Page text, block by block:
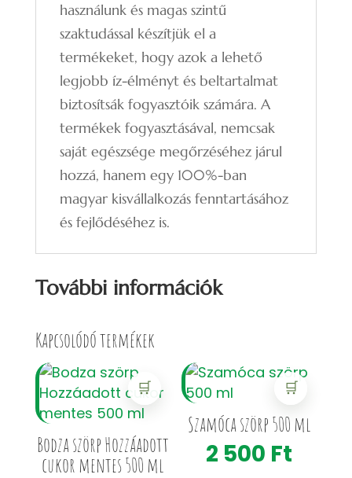
használunk és magas szintű
szaktudással készítjük el a
termékeket, hogy azok a lehető
legjobb íz-élményt és beltartalmat
biztosítsák fogyasztóik számára. A
termékek fogyasztásával, nemcsak
saját egészsége megőrzéséhez járul
hozzá, hanem egy 100%-ban
magyar kisvállalkozás fenntartásához
és fejlődéséhez is.
További információk
Kapcsolódó termékek
🛒
Bodza szörp Hozzáadott
cukor mentes 500 ml
🛒
Szamóca szörp 500 ml
2 500 Ft